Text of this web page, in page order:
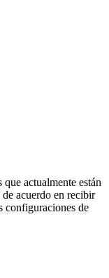
actualmente están
acuerdo en recibir
configuraciones de